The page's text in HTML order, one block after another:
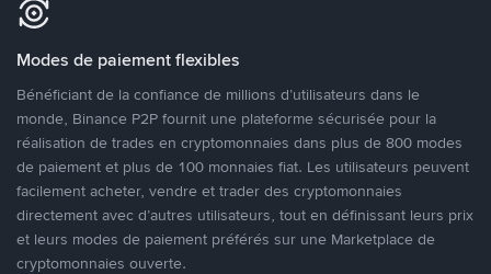
Modes de paiement flexibles
Bénéficiant de la confiance de millions d’utilisateurs dans le
monde, Binance P2P fournit une plateforme sécurisée pour la
réalisation de trades en cryptomonnaies dans plus de 800 modes
de paiement et plus de 100 monnaies fiat. Les utilisateurs peuvent
facilement acheter, vendre et trader des cryptomonnaies
directement avec d’autres utilisateurs, tout en définissant leurs prix
et leurs modes de paiement préférés sur une Marketplace de
cryptomonnaies ouverte.